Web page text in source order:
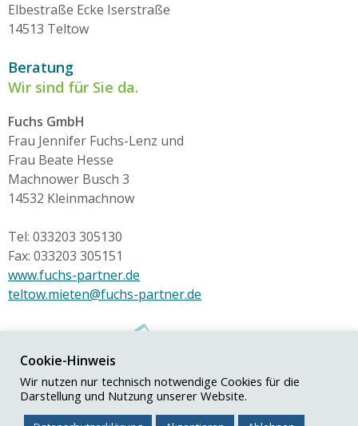
Elbestraße Ecke Iserstraße
14513 Teltow
Beratung
Wir sind für Sie da.
Fuchs GmbH
Frau Jennifer Fuchs-Lenz und
Frau Beate Hesse
Machnower Busch 3
14532 Kleinmachnow
Tel: 033203 305130
Fax: 033203 305151
www.fuchs-partner.de
teltow.mieten@fuchs-partner.de
© Fuchs+Partner GmbH
Impressum|Datenschutz
Cookie-Hinweis
Wir nutzen nur technisch notwendige Cookies für die
Darstellung und Nutzung unserer Website.